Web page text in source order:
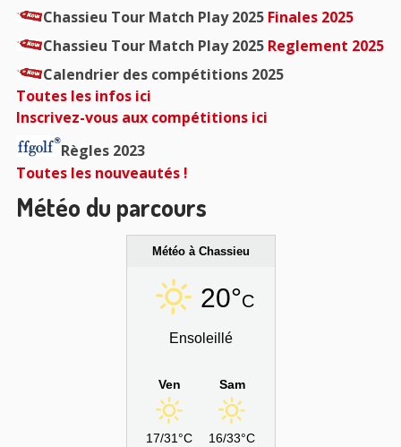
Chassieu Tour Match Play 2025 Finales 2025
Chassieu Tour Match Play 2025 Reglement 2025
Calendrier des compétitions 2025
Toutes les infos ici
Inscrivez-vous aux compétitions ici
Règles 2023
Toutes les nouveautés !
Météo du parcours
Météo à Chassieu
20°C
Ensoleillé
Ven
17/31°C
Sam
16/33°C